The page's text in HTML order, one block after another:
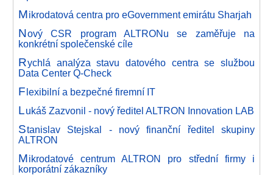
Mikrodatová centra pro eGovernment emirátu Sharjah
Nový CSR program ALTRONu se zaměřuje na
konkrétní společenské cíle
Rychlá analýza stavu datového centra se službou
Data Center Q-Check
Flexibilní a bezpečné firemní IT
Lukáš Zazvonil - nový ředitel ALTRON Innovation LAB
Stanislav Stejskal - nový finanční ředitel skupiny
ALTRON
Mikrodatové centrum ALTRON pro střední firmy i
korporátní zákazníky